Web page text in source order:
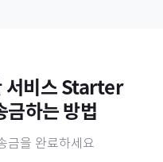
서비스 Starter
금하는 방법
금을 완료하세요